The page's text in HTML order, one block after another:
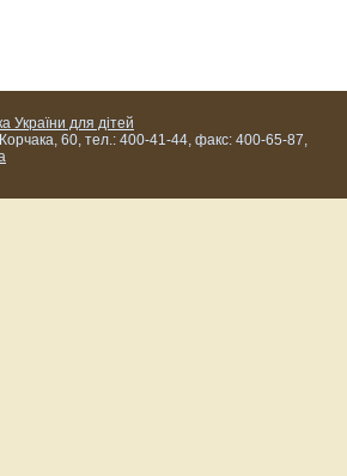
України для дітей
60, тел.: 400-41-44, факс: 400-65-87,